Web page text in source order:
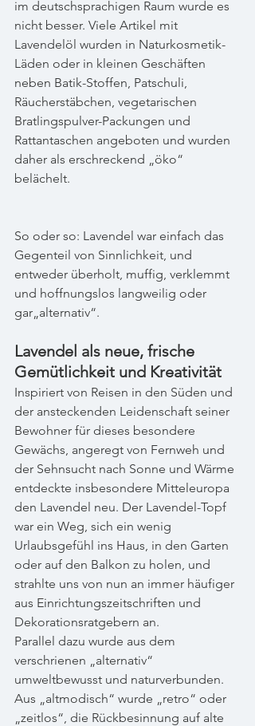
im deutschsprachigen Raum wurde es
nicht besser. Viele Artikel mit
Lavendelöl wurden in Naturkosmetik-
Läden oder in kleinen Geschäften
neben Batik-Stoffen, Patschuli,
Räucherstäbchen, vegetarischen
Bratlingspulver-Packungen und
Rattantaschen angeboten und wurden
daher als erschreckend „öko“
belächelt.
So oder so: Lavendel war einfach das
Gegenteil von Sinnlichkeit, und
entweder überholt, muffig, verklemmt
und hoffnungslos langweilig oder
gar„alternativ“.
Lavendel als neue, frische
Gemütlichkeit und Kreativität
Inspiriert von Reisen in den Süden und
der ansteckenden Leidenschaft seiner
Bewohner für dieses besondere
Gewächs, angeregt von Fernweh und
der Sehnsucht nach Sonne und Wärme
entdeckte insbesondere Mitteleuropa
den Lavendel neu. Der Lavendel-Topf
war ein Weg, sich ein wenig
Urlaubsgefühl ins Haus, in den Garten
oder auf den Balkon zu holen, und
strahlte uns von nun an immer häufiger
aus Einrichtungszeitschriften und
Dekorationsratgebern an.
Parallel dazu wurde aus dem
verschrienen „alternativ“
umweltbewusst und naturverbunden.
Aus „altmodisch“ wurde „retro“ oder
„zeitlos“, die Rückbesinnung auf alte